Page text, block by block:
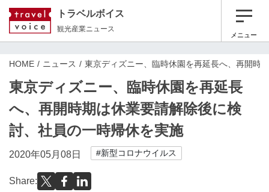
トラベルボイス
観光産業ニュース
メニュー
HOME ニュース 東京ディズニー、臨時休園を再延長へ、再開時
東京ディズニー、臨時休園を再延長
へ、再開時期は休業要請解除後に検
討、社員の一時帰休を実施
2020年05月08日 #新型コロナウイルス
Share: